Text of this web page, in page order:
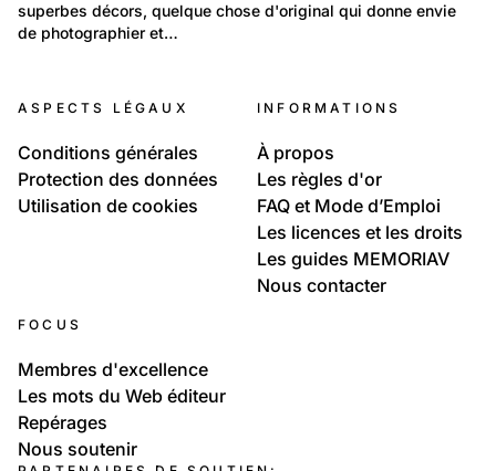
Rues de nos villes
superbes décors, quelque chose d'original qui donne envie
de photographier et…
Fontaines du canton de Vaud
ASPECTS LÉGAUX
Conditions générales
Protection des données
Utilisation de cookies
INFORMATIONS
À propos
Les règles d'or
FAQ et Mode d’Emploi
Les licences et les droits
Les guides MEMORIAV
Nous contacter
FOCUS
Membres d'excellence
Les mots du Web éditeur
Repérages
Nous soutenir